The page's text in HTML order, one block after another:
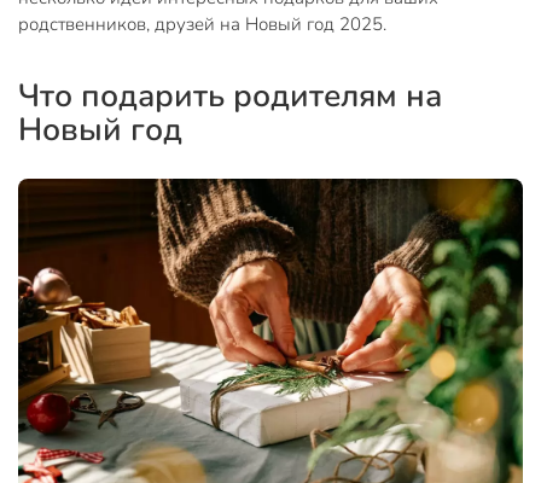
родственников, друзей на Новый год 2025.
Что подарить родителям на
Новый год